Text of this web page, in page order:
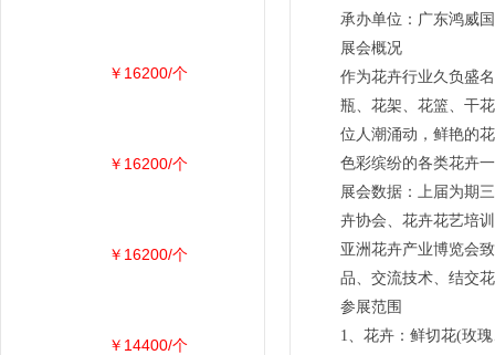
承办单位：广东鸿威
展会概况
作为花卉行业久负盛
瓶、花架、花篮、干
位人潮涌动，鲜艳的
色彩缤纷的各类花卉
展会数据：上届为期
卉协会、花卉花艺培
亚洲花卉产业博览会
品、交流技术、结交
参展范围
1、花卉：鲜切花(玫
￥16200/个
￥16200/个
￥16200/个
￥14400/个